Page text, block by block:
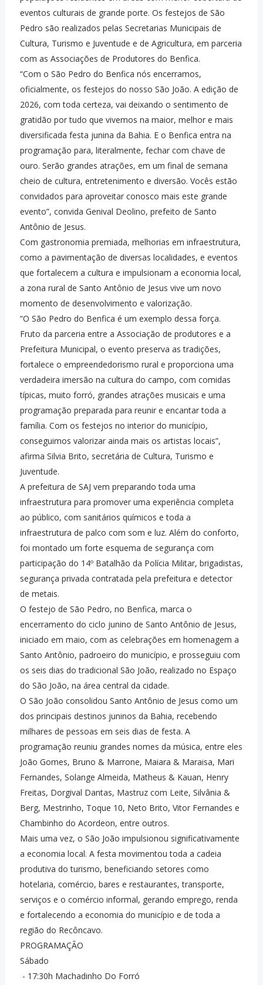
eventos culturais de grande porte. Os festejos de São
Pedro são realizados pelas Secretarias Municipais de
Cultura, Turismo e Juventude e de Agricultura, em parceria
com as Associações de Produtores do Benfica.
“Com o São Pedro do Benfica nós encerramos,
oficialmente, os festejos do nosso São João. A edição de
2026, com toda certeza, vai deixando o sentimento de
gratidão por tudo que vivemos na maior, melhor e mais
diversificada festa junina da Bahia. E o Benfica entra na
programação para, literalmente, fechar com chave de
ouro. Serão grandes atrações, em um final de semana
cheio de cultura, entretenimento e diversão. Vocês estão
convidados para aproveitar conosco mais este grande
evento”, convida Genival Deolino, prefeito de Santo
Antônio de Jesus.
Com gastronomia premiada, melhorias em infraestrutura,
como a pavimentação de diversas localidades, e eventos
que fortalecem a cultura e impulsionam a economia local,
a zona rural de Santo Antônio de Jesus vive um novo
momento de desenvolvimento e valorização.
“O São Pedro do Benfica é um exemplo dessa força.
Fruto da parceria entre a Associação de produtores e a
Prefeitura Municipal, o evento preserva as tradições,
fortalece o empreendedorismo rural e proporciona uma
verdadeira imersão na cultura do campo, com comidas
típicas, muito forró, grandes atrações musicais e uma
programação preparada para reunir e encantar toda a
família. Com os festejos no interior do município,
conseguimos valorizar ainda mais os artistas locais”,
afirma Silvia Brito, secretária de Cultura, Turismo e
Juventude.
A prefeitura de SAJ vem preparando toda uma
infraestrutura para promover uma experiência completa
ao público, com sanitários químicos e toda a
infraestrutura de palco com som e luz. Além do conforto,
foi montado um forte esquema de segurança com
participação do 14º Batalhão da Polícia Militar, brigadistas,
segurança privada contratada pela prefeitura e detector
de metais.
O festejo de São Pedro, no Benfica, marca o
encerramento do ciclo junino de Santo Antônio de Jesus,
iniciado em maio, com as celebrações em homenagem a
Santo Antônio, padroeiro do município, e prosseguiu com
os seis dias do tradicional São João, realizado no Espaço
do São João, na área central da cidade.
O São João consolidou Santo Antônio de Jesus como um
dos principais destinos juninos da Bahia, recebendo
milhares de pessoas em seis dias de festa. A
programação reuniu grandes nomes da música, entre eles
João Gomes, Bruno & Marrone, Maiara & Maraisa, Mari
Fernandes, Solange Almeida, Matheus & Kauan, Henry
Freitas, Dorgival Dantas, Mastruz com Leite, Silvânia &
Berg, Mestrinho, Toque 10, Neto Brito, Vitor Fernandes e
Chambinho do Acordeon, entre outros.
Mais uma vez, o São João impulsionou significativamente
a economia local. A festa movimentou toda a cadeia
produtiva do turismo, beneficiando setores como
hotelaria, comércio, bares e restaurantes, transporte,
serviços e o comércio informal, gerando emprego, renda
e fortalecendo a economia do município e de toda a
região do Recôncavo.
PROGRAMAÇÃO
Sábado
- ⁠17:30h Machadinho Do Forró